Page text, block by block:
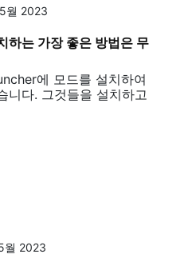
월 2023
는 가장 좋은 방법은 무
에 모드를 설치하여
니다. 그것들을 설치하고
월 2023